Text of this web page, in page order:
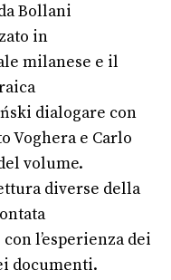
Bollani
in
milanese e il
dialogare con
Voghera e Carlo
volume.
diverse della
l’esperienza dei
documenti.